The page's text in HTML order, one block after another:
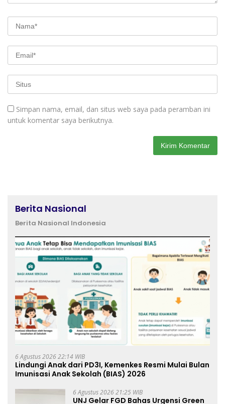
Simpan nama, email, dan situs web saya pada peramban ini
untuk komentar saya berikutnya.
Berita Nasional
Berita Nasional Indonesia
6 Agustus 2026 22:14 WIB
Lindungi Anak dari PD3I, Kemenkes Resmi Mulai Bulan
Imunisasi Anak Sekolah (BIAS) 2026
6 Agustus 2026 21:25 WIB
UNJ Gelar FGD Bahas Urgensi Green